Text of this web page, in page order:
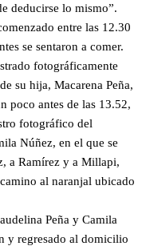
deducirse lo mismo”.
entre las 12.30
se sentaron a comer.
fotográficamente
su hija, Macarena Peña,
poco antes de las 13.52,
fotográfico del
Núñez, en el que se
a Ramírez y a Millapi,
al naranjal ubicado
Peña y Camila
y regresado al domicilio